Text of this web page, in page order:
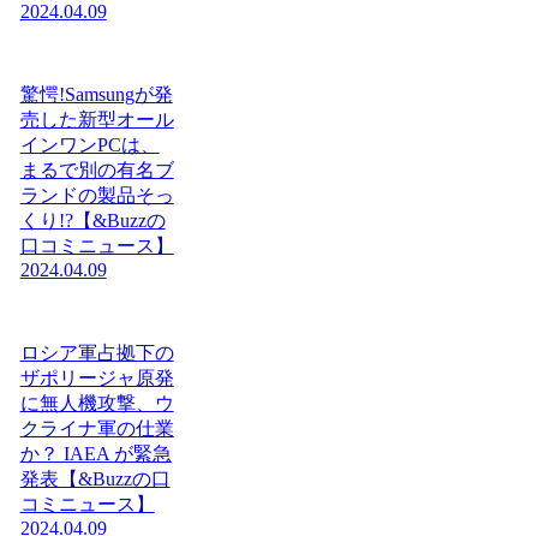
2024.04.09
驚愕!Samsungが発
売した新型オール
インワンPCは、
まるで別の有名ブ
ランドの製品そっ
くり!?【&Buzzの
口コミニュース】
2024.04.09
ロシア軍占拠下の
ザポリージャ原発
に無人機攻撃、ウ
クライナ軍の仕業
か？ IAEA が緊急
発表【&Buzzの口
コミニュース】
2024.04.09